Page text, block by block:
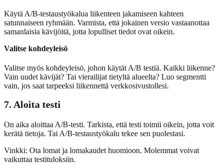
Käytä A/B-testaustyökalua liikenteen jakamiseen kahteen
satunnaiseen ryhmään. Varmista, että jokainen versio vastaanottaa
samanlaisia kävijöitä, jotta lopulliset tiedot ovat oikein.
Valitse kohdeyleisö
Valitse myös kohdeyleisö, johon käytät A/B testiä. Kaikki liikenne?
Vain uudet kävijät? Tai vierailijat tietyltä alueelta? Luo segmentti
vain, jos saat tarpeeksi liikennettä verkkosivustollesi.
7. Aloita testi
On aika aloittaa A/B-testi. Tarkista, että testi toimii oikein, jotta voit
kerätä tietoja. Tai A/B-testaustyökalu tekee sen puolestasi.
Vinkki: Ota lomat ja lomakaudet huomioon. Molemmat voivat
vaikuttaa testituloksiin.